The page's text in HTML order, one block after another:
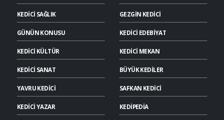
KEDİCİ SAĞLIK GEZGİN KEDİCİ
GÜNÜN KONUSU KEDİCİ EDEBİYAT
KEDİCİ KÜLTÜR KEDİCİ MEKAN
KEDİCİ SANAT BÜYÜK KEDİLER
YAVRU KEDİCİ SAFKAN KEDİCİ
KEDİCİ YAZAR KEDİPEDİA